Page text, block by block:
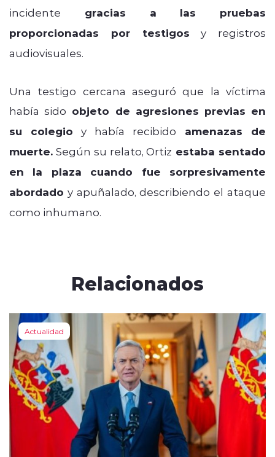
incidente gracias a las pruebas
proporcionadas por testigos y registros
audiovisuales.
Una testigo cercana aseguró que la víctima
había sido objeto de agresiones previas en
su colegio y había recibido amenazas de
muerte. Según su relato, Ortiz estaba sentado
en la plaza cuando fue sorpresivamente
abordado y apuñalado, describiendo el ataque
como inhumano.
Relacionados
Actualidad